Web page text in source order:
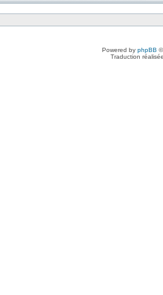
Powered by phpBB
Traduction